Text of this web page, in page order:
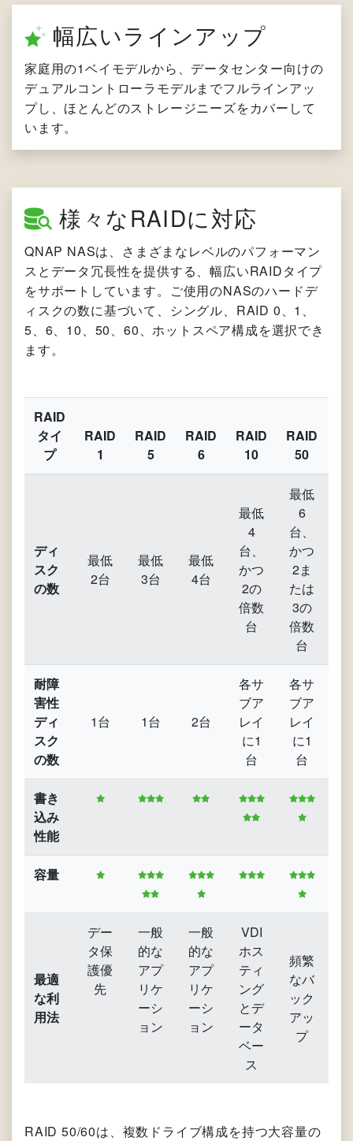
幅広いラインアップ
家庭用の1ベイモデルから、データセンター向けの
デュアルコントローラモデルまでフルラインアッ
プし、ほとんどのストレージニーズをカバーして
います。
様々なRAIDに対応
QNAP NASは、さまざまなレベルのパフォーマン
スとデータ冗長性を提供する、幅広いRAIDタイプ
をサポートしています。ご使用のNASのハードデ
ィスクの数に基づいて、シングル、RAID 0、1、
5、6、10、50、60、ホットスペア構成を選択でき
ます。
RAID
タイ
プ
RAID
1
RAID
5
RAID
6
RAID
10
RAID
50
ディ
スク
の数
最低
2台
最低
3台
最低
4台
最低
4
台、
かつ
2の
倍数
台
最低
6
台、
かつ
2ま
たは
3の
倍数
台
耐障
害性
ディ
スク
の数
1台 1台 2台
各サ
ブア
レイ
に1
台
各サ
ブア
レイ
に1
台
書き
込み
性能
容量
最適
な利
用法
デー
タ保
護優
先
一般
的な
アプ
リケ
ーシ
ョン
一般
的な
アプ
リケ
ーシ
ョン
VDI
ホス
ティ
ング
とデ
ータ
ベー
ス
頻繁
なバ
ック
アッ
プ
RAID 50/60は、複数ドライブ構成を持つ大容量の